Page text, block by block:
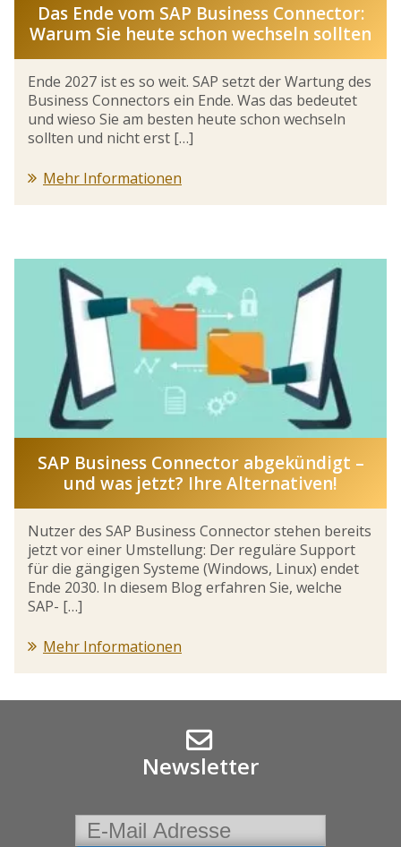
Das Ende vom SAP Business Connector:
Warum Sie heute schon wechseln sollten
Ende 2027 ist es so weit. SAP setzt der Wartung des
Business Connectors ein Ende. Was das bedeutet
und wieso Sie am besten heute schon wechseln
sollten und nicht erst […]
Mehr Informationen
SAP Business Connector abgekündigt –
und was jetzt? Ihre Alternativen!
Nutzer des SAP Business Connector stehen bereits
jetzt vor einer Umstellung: Der reguläre Support
für die gängigen Systeme (Windows, Linux) endet
Ende 2030. In diesem Blog erfahren Sie, welche
SAP- […]
Mehr Informationen
Newsletter